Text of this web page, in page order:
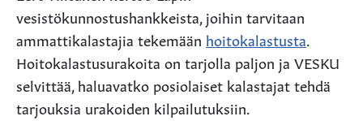
vesistökunnostushankkeista, joihin tarvitaan
ammattikalastajia tekemään hoitokalastusta
Hoitokalastusurakoita on tarjolla paljon ja VESKU
selvittää, haluavatko posiolaiset kalastajat tehdä
tarjouksia urakoiden kilpailutuksiin.